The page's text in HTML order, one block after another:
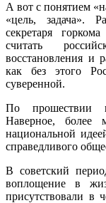
А вот с понятием
«цель, задача».
секретаря
считать
восстановления и
как без этого
суверенной.
По прошествии
Наверное, более
национальной
справедливого
В советский
воплощение в
присутствовали в